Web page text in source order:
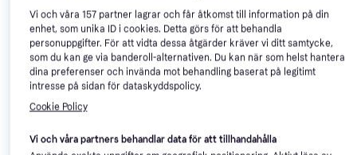
Spikmatta
Vi och våra157 partner lagrar och får åtkomst till information på din
enhet, som unika ID i cookies. Detta görs för att behandla
personuppgifter. För att vidta dessa åtgärder kräver vi ditt samtycke,
som du kan ge via banderoll-alternativen. Du kan när som helst hantera
dina preferenser och invända mot behandling baserat på legitimt
intresse på sidan för dataskyddspolicy.
Cookie Policy
Vi och våra partners behandlar data för att tillhandahålla